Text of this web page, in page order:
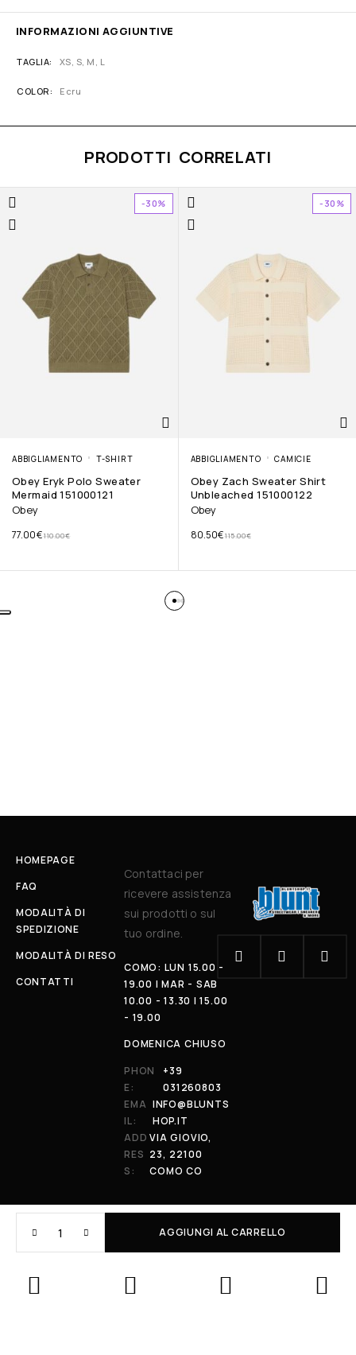
AGGIUNGI AL CARRELLO
INFORMAZIONI AGGIUNTIVE
TAGLIA XS, S, M, L
COLOR Ecru
PRODOTTI CORRELATI
-30%
ABBIGLIAMENTO T-SHIRT
Obey Eryk Polo Sweater
Mermaid 151000121
Obey
110.00€
77.00€
-30%
ABBIGLIAMENTO CAMICIE
Obey Zach Sweater Shirt
Unbleached 151000122
Obey
115.00€
80.50€
HOMEPAGE
FAQ
MODALITÀ DI
SPEDIZIONE
MODALITÀ DI RESO
CONTATTI
Contattaci per
ricevere assistenza
sui prodotti o sul
tuo ordine.
COMO: LUN 15.00 -
19.00 | MAR - SAB
10.00 - 13.30 | 15.00
- 19.00
DOMENICA CHIUSO
PHON
E:
+39
031260803
EMA
IL:
INFO@BLUNTS
HOP.IT
ADD
RES
S:
VIA GIOVIO,
23, 22100
COMO CO
01848590038